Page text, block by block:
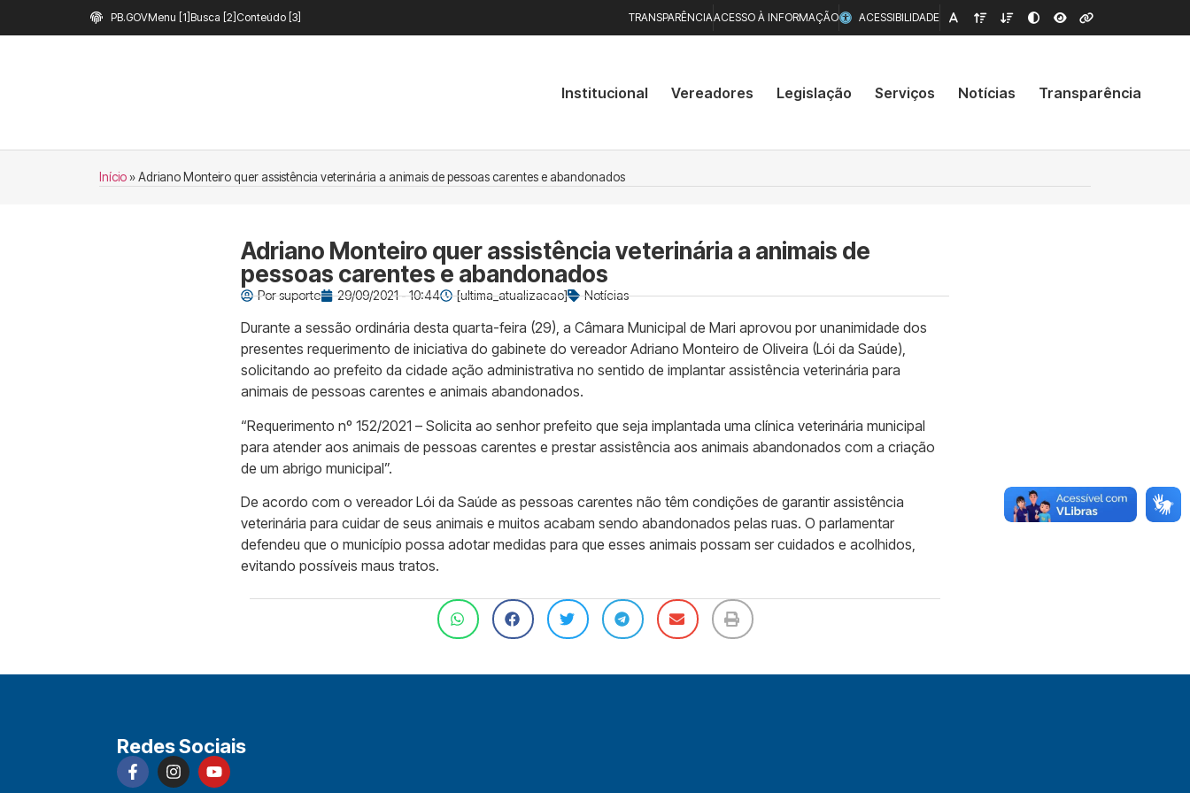
PB.GOVMenu [1] Busca [2] Conteúdo [3] TRANSPARÊNCIAACESSO À INFORMAÇÃO ACESSIBILIDADE
Institucional Vereadores Legislação Serviços Notícias Transparência
Início»Adriano Monteiro quer assistência veterinária a animais de pessoas carentes e abandonados
Adriano Monteiro quer assistência veterinária a animais de
pessoas carentes e abandonados
Porsuporte 29/09/2021 - 10:44 [ultima_atualizacao] Notícias
Durante a sessão ordinária desta quarta-feira (29), a Câmara Municipal de Mari aprovou por unanimidade dos
presentes requerimento de iniciativa do gabinete do vereador Adriano Monteiro de Oliveira (Lói da Saúde),
solicitando ao prefeito da cidade ação administrativa no sentido de implantar assistência veterinária para
animais de pessoas carentes e animais abandonados.
“Requerimento nº 152/2021 – Solicita ao senhor prefeito que seja implantada uma clínica veterinária municipal
para atender aos animais de pessoas carentes e prestar assistência aos animais abandonados com a criação
de um abrigo municipal”.
De acordo com o vereador Lói da Saúde as pessoas carentes não têm condições de garantir assistência
veterinária para cuidar de seus animais e muitos acabam sendo abandonados pelas ruas. O parlamentar
defendeu que o município possa adotar medidas para que esses animais possam ser cuidados e acolhidos,
evitando possíveis maus tratos.
Redes Sociais